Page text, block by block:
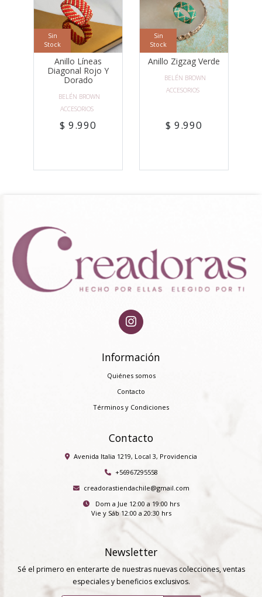
Sin
Stock
Anillo Líneas
Diagonal Rojo Y
Dorado
BELÉN BROWN
ACCESORIOS
$ 9.990
Sin
Stock
Anillo Zigzag Verde
BELÉN BROWN
ACCESORIOS
$ 9.990
Información
Quiénes somos
Contacto
Términos y Condiciones
Contacto
Avenida Italia 1219, Local 3, Providencia
+56967295558
creadorastiendachile@gmail.com
Dom a Jue 12:00 a 19:00 hrs
Vie y Sáb 12:00 a 20:30 hrs
Newsletter
Sé el primero en enterarte de nuestras nuevas colecciones, ventas
especiales y beneficios exclusivos.